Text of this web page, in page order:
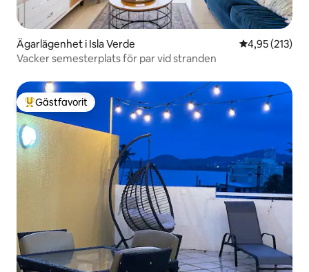
Ägarlägenhet i Isla Verde 4,95 av 5 i
4,95 (213)
Vacker semesterplats för par vid stranden
Populär gästfavorit
Gästfavorit